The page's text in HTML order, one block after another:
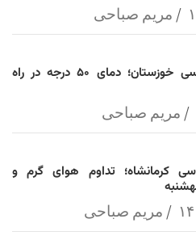
مریم صباحی
هشدار هواشناسی خوزستان؛ دمای ۵۰ درجه در راه
مریم صباحی
کرمانشاه؛ تداوم هوای گرم و
مریم صباحی